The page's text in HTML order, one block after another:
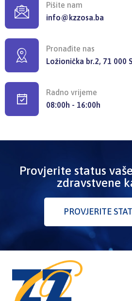
Pišite nam
info@kzzosa.ba
Pronađite nas
Ložionička br.2, 71 000
Radno vrijeme
08:00h - 16:00h
Provjerite status
zdravstvene
PROVJERITE